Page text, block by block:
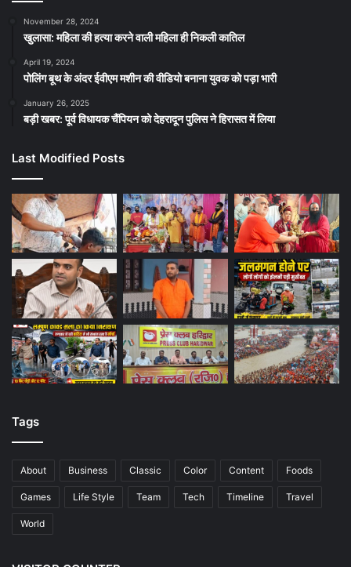
November 28, 2024
खुलासा: महिला की हत्या करने वाली महिला ही निकली कातिल
April 19, 2024
पोलिंग बूथ के अंदर ईवीएम मशीन की वीडियो बनाना युवक को पड़ा भारी
January 26, 2025
बड़ी खबर: पूर्व विधायक चैंपियन को देहरादून पुलिस ने हिरासत में लिया
Last Modified Posts
Tags
About Business Classic Color Content Foods
Games Life Style Team Tech Timeline Travel
World